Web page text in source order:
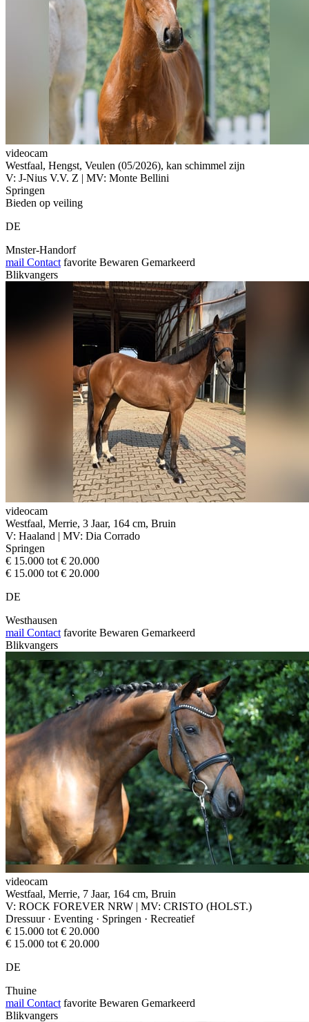
videocam
Westfaal, Hengst, Veulen (05/2026), kan schimmel zijn
V: J-Nius V.V. Z | MV: Monte Bellini
Springen
Bieden op veiling
DE
Mnster-Handorf
mail Contact favorite Bewaren Gemarkeerd
Blikvangers
videocam
Westfaal, Merrie, 3 Jaar, 164 cm, Bruin
V: Haaland | MV: Dia Corrado
Springen
€ 15.000 tot € 20.000
€ 15.000 tot € 20.000
DE
Westhausen
mail Contact favorite Bewaren Gemarkeerd
Blikvangers
videocam
Westfaal, Merrie, 7 Jaar, 164 cm, Bruin
V: ROCK FOREVER NRW | MV: CRISTO (HOLST.)
Dressuur · Eventing · Springen · Recreatief
€ 15.000 tot € 20.000
€ 15.000 tot € 20.000
DE
Thuine
mail Contact favorite Bewaren Gemarkeerd
Blikvangers